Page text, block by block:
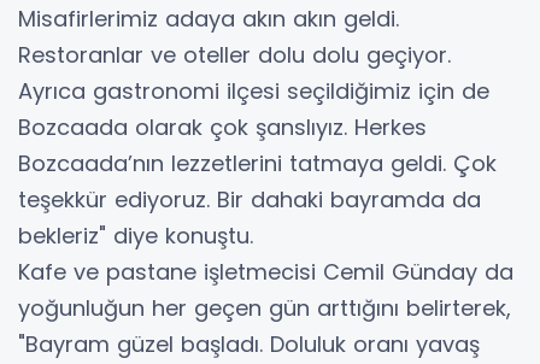
Misafirlerimiz adaya akın akın geldi.
Restoranlar ve oteller dolu dolu geçiyor.
Ayrıca gastronomi ilçesi seçildiğimiz için de
Bozcaada olarak çok şanslıyız. Herkes
Bozcaada’nın lezzetlerini tatmaya geldi. Çok
teşekkür ediyoruz. Bir dahaki bayramda da
bekleriz" diye konuştu.
Kafe ve pastane işletmecisi Cemil Günday da
yoğunluğun her geçen gün arttığını belirterek,
"Bayram güzel başladı. Doluluk oranı yavaş